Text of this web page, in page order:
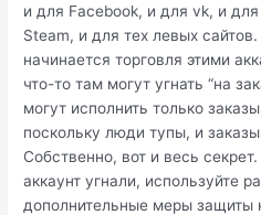
и для Facebook, и для vk, и
Steam, и для тех левых
начинается торговля этими
что-то там могут угнать “на
могут исполнить только
поскольку люди тупы, и
Собственно, вот и весь
аккаунт угнали, используйте
дополнительные меры защиты